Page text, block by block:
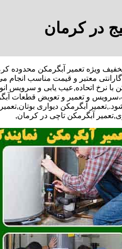
در کرمان
با تخفیف ویژه تعمیر آبگرمکن
معتبر و قیمت مناسب انجام
با نرخ اتحاده,عیب یابی و سرویس
و تعمیر و تعویض قطعات
آبگرمکن دیواری بوتان,تعمیر
آبگرمکن تاچی در کرمان,